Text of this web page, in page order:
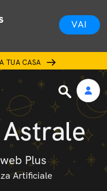
VAI
TUA CASA
Plus
Artificiale